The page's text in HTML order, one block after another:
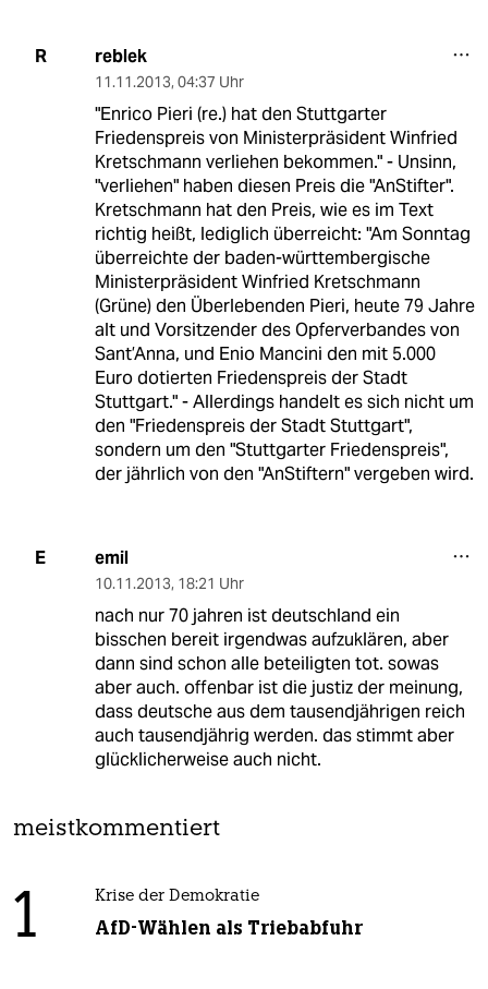
R reblek
11.11.2013, 04:37 Uhr
"Enrico Pieri (re.) hat den Stuttgarter
Friedenspreis von Ministerpräsident Winfried
Kretschmann verliehen bekommen." - Unsinn,
"verliehen" haben diesen Preis die "AnStifter".
Kretschmann hat den Preis, wie es im Text
richtig heißt, lediglich überreicht: "Am Sonntag
überreichte der baden-württembergische
Ministerpräsident Winfried Kretschmann
(Grüne) den Überlebenden Pieri, heute 79 Jahre
alt und Vorsitzender des Opferverbandes von
Sant’Anna, und Enio Mancini den mit 5.000
Euro dotierten Friedenspreis der Stadt
Stuttgart." - Allerdings handelt es sich nicht um
den "Friedenspreis der Stadt Stuttgart",
sondern um den "Stuttgarter Friedenspreis",
der jährlich von den "AnStiftern" vergeben wird.
E emil
10.11.2013, 18:21 Uhr
nach nur 70 jahren ist deutschland ein
bisschen bereit irgendwas aufzuklären, aber
dann sind schon alle beteiligten tot. sowas
aber auch. offenbar ist die justiz der meinung,
dass deutsche aus dem tausendjährigen reich
auch tausendjährig werden. das stimmt aber
glücklicherweise auch nicht.
meistkommentiert
1 Krise der Demokratie
AfD-Wählen als Triebabfuhr